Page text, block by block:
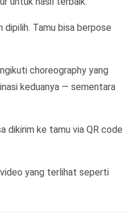
dipilih. Tamu bisa berpose
choreography yang
keduanya — sementara
dikirim ke tamu via QR code
yang terlihat seperti